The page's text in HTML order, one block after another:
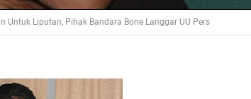
Untuk Liputan, Pihak Bandara Bone Langgar UU Pers